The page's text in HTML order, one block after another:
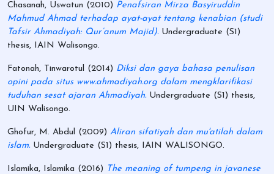
Chasanah, Uswatun (2010) Penafsiran Mirza Basyiruddin
Mahmud Ahmad terhadap ayat-ayat tentang kenabian (studi
Tafsir Ahmadiyah: Qur’anum Majid). Undergraduate (S1)
thesis, IAIN Walisongo.
Fatonah, Tinwarotul (2014) Diksi dan gaya bahasa penulisan
opini pada situs www.ahmadiyah.org dalam mengklarifikasi
tuduhan sesat ajaran Ahmadiyah. Undergraduate (S1) thesis,
UIN Walisongo.
Ghofur, M. Abdul (2009) Aliran sifatiyah dan mu'atilah dalam
islam. Undergraduate (S1) thesis, IAIN WALISONGO.
Islamika, Islamika (2016) The meaning of tumpeng in javanese